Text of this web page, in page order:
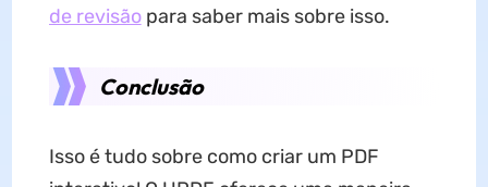
de revisãopara saber mais sobre isso.
Conclusão
Isso é tudo sobre como criar um PDF